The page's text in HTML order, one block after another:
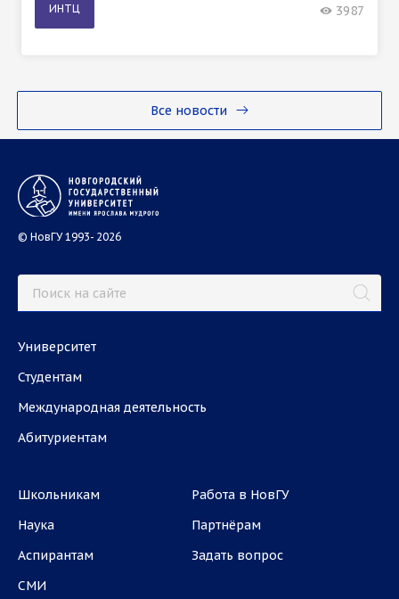
Все новости
ИНТЦ 3987
© НовГУ 1993- 2026
Университет
Студентам
Международная деятельность
Абитуриентам
Школьникам
Наука
Аспирантам
СМИ
Работа в НовГУ
Партнёрам
Задать вопрос